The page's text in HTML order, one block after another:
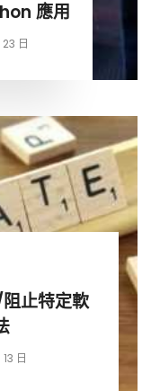
應用
日
止特定軟
日